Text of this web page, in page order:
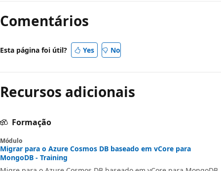
Comentários
Esta página foi útil? Yes No
Recursos adicionais
Formação
Módulo
Migrar para o Azure Cosmos DB baseado em vCore para
MongoDB - Training